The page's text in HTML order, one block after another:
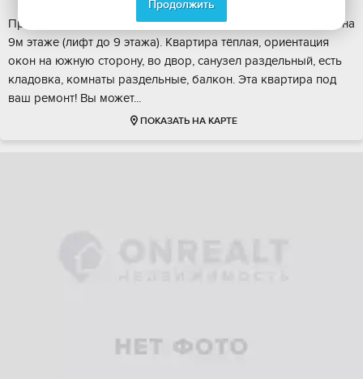
Продается 2к квартира в центре г.Ухты, по пр.Ленина, д.57, на
9м этаже (лифт до 9 этажа). Квартира тёплая, ориентация
окон на южную сторону, во двор, санузел раздельный, есть
кладовка, комнаты раздельные, балкон. Эта квартира под
ваш ремонт! Вы может...
ПОКАЗАТЬ НА КАРТЕ
Продолжить